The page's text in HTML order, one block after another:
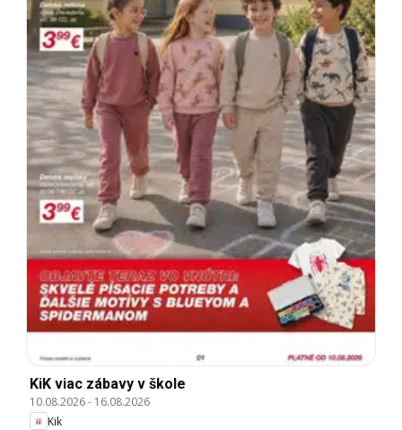
KiK viac zábavy v škole
10.08.2026- 16.08.2026
Kik